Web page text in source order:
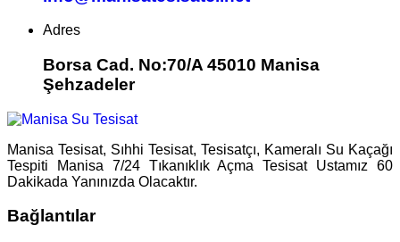
Adres
Borsa Cad. No:70/A 45010 Manisa
Şehzadeler
Manisa Tesisat, Sıhhi Tesisat, Tesisatçı, Kameralı Su Kaçağı
Tespiti Manisa 7/24 Tıkanıklık Açma Tesisat Ustamız 60
Dakikada Yanınızda Olacaktır.
Bağlantılar